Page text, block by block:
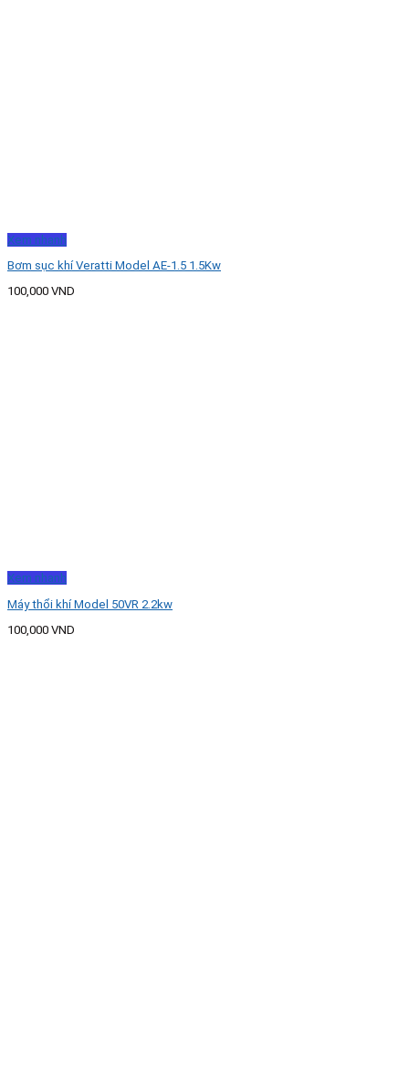
Xem nhanh
Bơm sục khí Veratti Model AE-1.5 1.5Kw
100,000 VND
Xem nhanh
Máy thổi khí Model 50VR 2.2kw
100,000 VND